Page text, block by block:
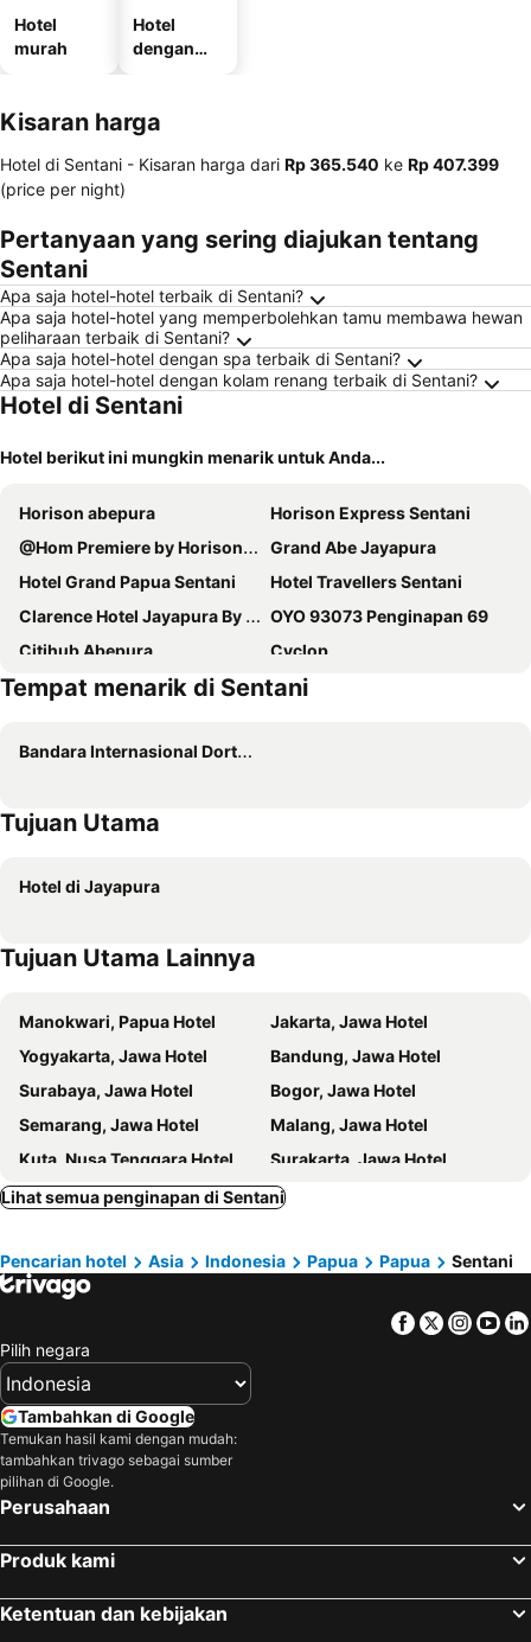
Hotel
murah
Hotel
dengan
Kisaran harga
Hotel di Sentani - Kisaran harga dari ‎Rp 365.540 ke ‎Rp 407.399
(price per night)
Pertanyaan yang sering diajukan tentang
Sentani
Apa saja hotel-hotel terbaik di Sentani?
Apa saja hotel-hotel yang memperbolehkan tamu membawa hewan
peliharaan terbaik di Sentani?
Apa saja hotel-hotel dengan spa terbaik di Sentani?
Apa saja hotel-hotel dengan kolam renang terbaik di Sentani?
Hotel di Sentani
Hotel berikut ini mungkin menarik untuk Anda...
Horison abepura
Horison Express Sentani
@Hom Premiere by Horison Abepura
Grand Abe Jayapura
Hotel Grand Papua Sentani
Hotel Travellers Sentani
Clarence Hotel Jayapura By Sajiwa
OYO 93073 Penginapan 69
Citihub Abepura
Cyclop
New Season And Cafe
Tempat menarik di Sentani
Bandara Internasional Dortheys Hiyo Eluay
Tujuan Utama
Hotel di Jayapura
Tujuan Utama Lainnya
Manokwari, Papua Hotel
Jakarta, Jawa Hotel
Yogyakarta, Jawa Hotel
Bandung, Jawa Hotel
Surabaya, Jawa Hotel
Bogor, Jawa Hotel
Semarang, Jawa Hotel
Malang, Jawa Hotel
Kuta, Nusa Tenggara Hotel
Surakarta, Jawa Hotel
Lihat semua penginapan di Sentani
Pencarian hotel Asia Indonesia Papua Papua Sentani
Facebook
Twitter
Pilih negara
Tambahkan di Google
Temukan hasil kami dengan mudah:
tambahkan trivago sebagai sumber
pilihan di Google.
Perusahaan
Produk kami
Ketentuan dan kebijakan